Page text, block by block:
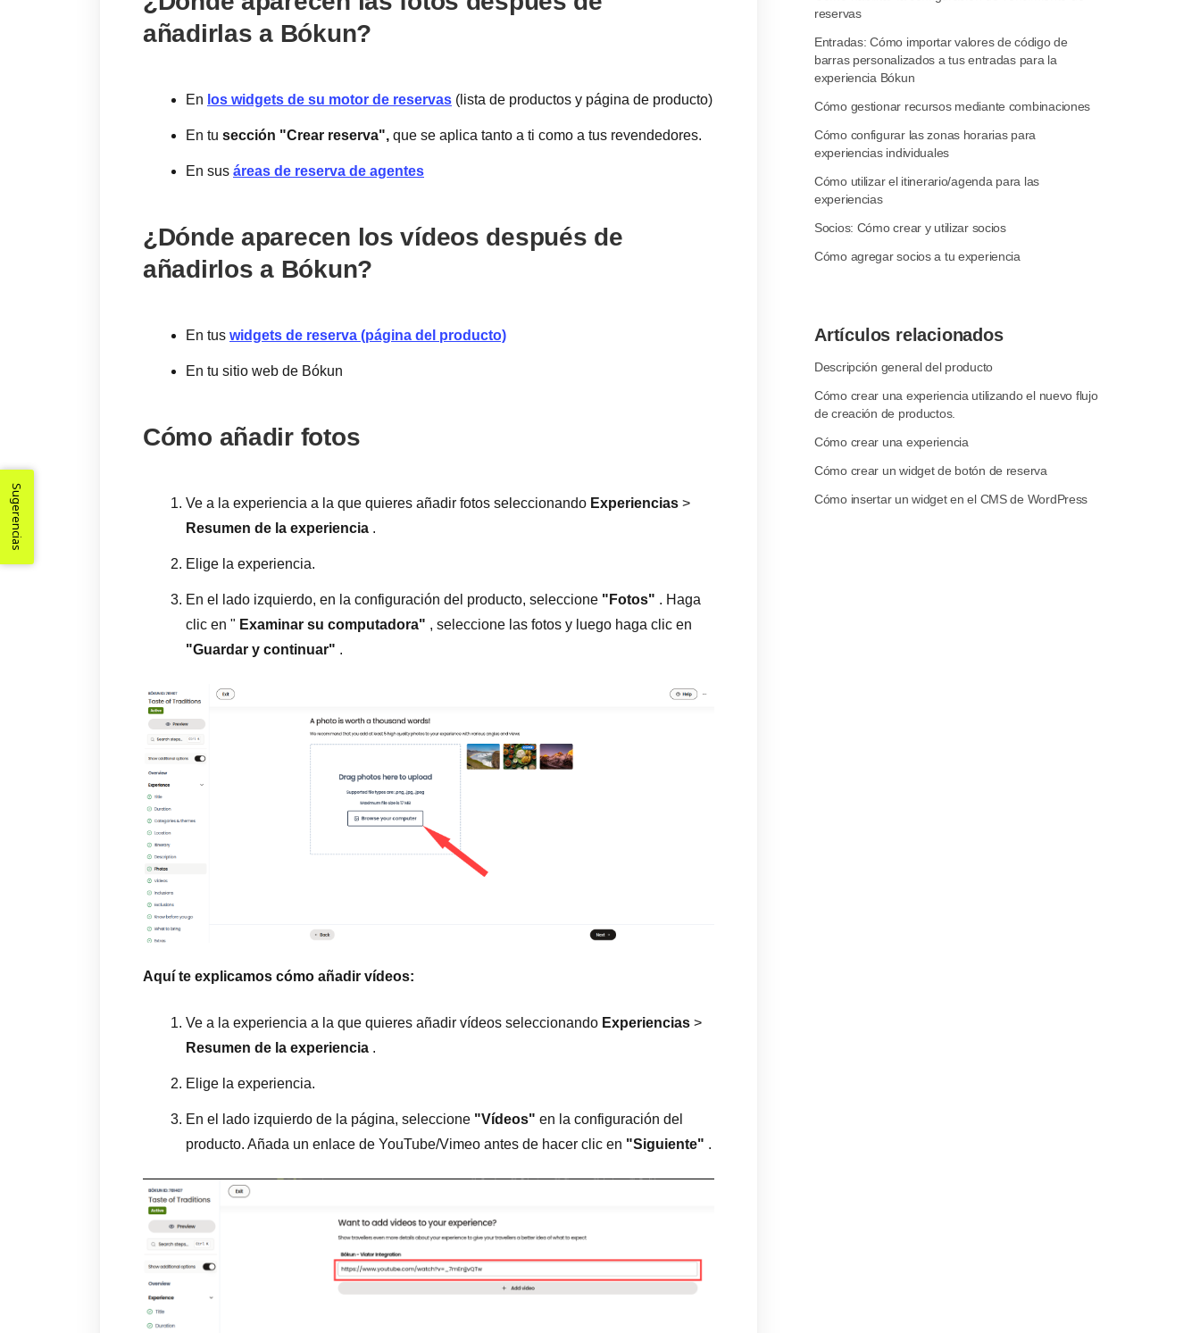
añadirlas a Bókun?
En los widgets de su motor de reservas (lista de productos y página de producto)
En tu sección "Crear reserva", que se aplica tanto a ti como a tus revendedores.
En sus áreas de reserva de agentes
¿Dónde aparecen los vídeos después de
añadirlos a Bókun?
En tus widgets de reserva (página del producto)
En tu sitio web de Bókun
Cómo añadir fotos
Ve a la experiencia a la que quieres añadir fotos seleccionando Experiencias >
Resumen de la experiencia .
Elige la experiencia.
En el lado izquierdo, en la configuración del producto, seleccione "Fotos" . Haga
clic en " Examinar su computadora" , seleccione las fotos y luego haga clic en
"Guardar y continuar" .
Aquí te explicamos cómo añadir vídeos:
Ve a la experiencia a la que quieres añadir vídeos seleccionando Experiencias >
Resumen de la experiencia .
Elige la experiencia.
En el lado izquierdo de la página, seleccione "Vídeos" en la configuración del
producto. Añada un enlace de YouTube/Vimeo antes de hacer clic en "Siguiente" .
reservas
Entradas: Cómo importar valores de código de
barras personalizados a tus entradas para la
experiencia Bókun
Cómo gestionar recursos mediante combinaciones
Cómo configurar las zonas horarias para
experiencias individuales
Cómo utilizar el itinerario/agenda para las
experiencias
Socios: Cómo crear y utilizar socios
Cómo agregar socios a tu experiencia
Artículos relacionados
Descripción general del producto
Cómo crear una experiencia utilizando el nuevo flujo
de creación de productos.
Cómo crear una experiencia
Cómo crear un widget de botón de reserva
Cómo insertar un widget en el CMS de WordPress
Sugerencias